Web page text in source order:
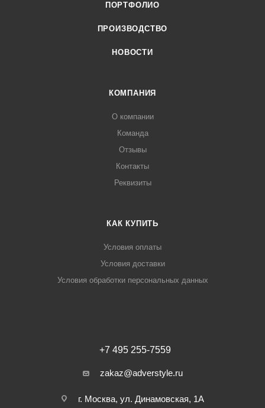
ПОРТФОЛИО
ПРОИЗВОДСТВО
НОВОСТИ
КОМПАНИЯ
О компании
Команда
Отзывы
Контакты
Реквизиты
КАК КУПИТЬ
Условия оплаты
Условия доставки
Условия обработки персональных данных
+7 495 255-7559
zakaz@adverstyle.ru
г. Москва, ул. Динамовская, 1А